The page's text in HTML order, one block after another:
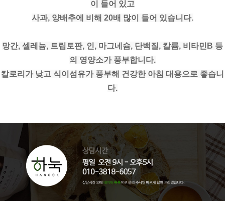
이 들어 있고
사과, 양배추에 비해 20배 많이 들어 있습니다.
망간, 셀레늄, 트립토판, 인, 마그네슘, 단백질, 칼륨, 비타민B 등
의 영양소가 풍부합니다.
칼로리가 낮고 식이섬유가 풍부해 건강한 아침 대용으로 좋습니
다.